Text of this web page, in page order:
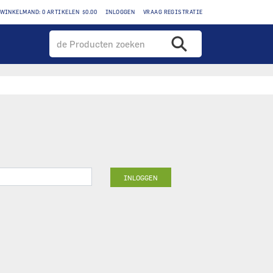
0 ARTIKELEN $0.00 INLOGGEN VRAAG REGISTRATIE